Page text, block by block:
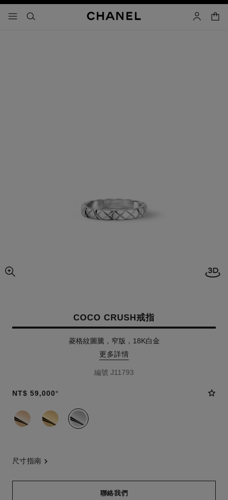
選單 - 主導覽
- 主選單搜尋 帳戶
購物
開
圖片的放大圖
COCO CRUSH戒指
菱格紋圖騰，窄版，18K白金
更多詳情
編號 J11793
NT$ 59,000*
款式(3)
尺寸指南
聯絡我們